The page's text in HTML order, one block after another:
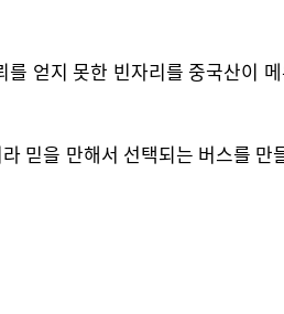
얻지 못한 빈자리를 중국산이
믿을 만해서 선택되는 버스를 만